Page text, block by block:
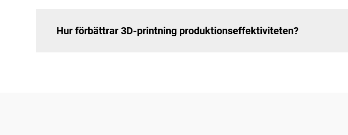
Hur förbättrar 3D-printning produktionseffektiviteten?